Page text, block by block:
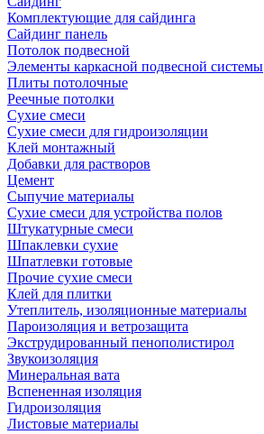
Комплектующие для сайдинга
Сайдинг панель
Потолок подвесной
Элементы каркасной подвесной системы
Плиты потолочные
Реечные потолки
Сухие смеси
Сухие смеси для гидроизоляции
Клей монтажный
Добавки для растворов
Цемент
Сыпучие материалы
Сухие смеси для устройства полов
Штукатурные смеси
Шпаклевки сухие
Шпатлевки готовые
Прочие сухие смеси
Клей для плитки
Утеплитель, изоляционные материалы
Пароизоляция и ветрозащита
Экструдированный пенополистирол
Звукоизоляция
Минеральная вата
Вспененная изоляция
Гидроизоляция
Листовые материалы